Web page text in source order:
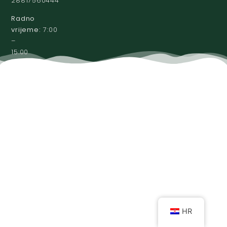
Radno
vrijeme: 7:00
–
15:00
HR